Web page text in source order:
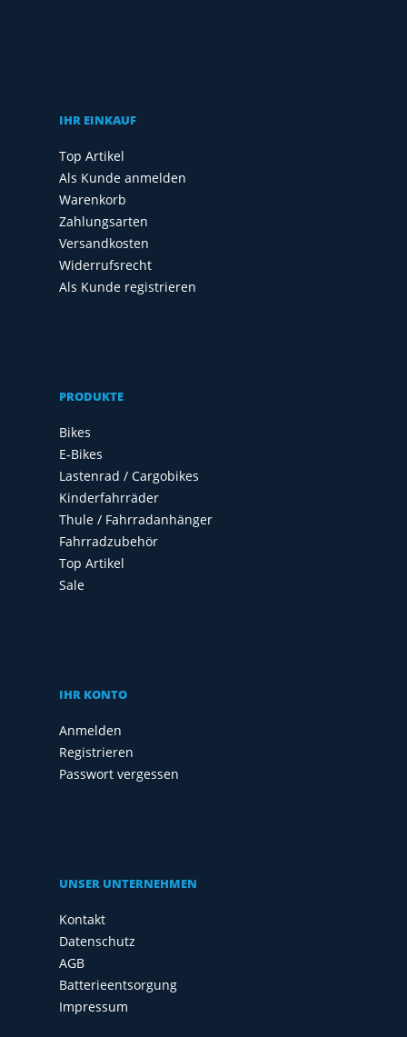
IHR EINKAUF
Top Artikel
Als Kunde anmelden
Warenkorb
Zahlungsarten
Versandkosten
Widerrufsrecht
Als Kunde registrieren
PRODUKTE
Bikes
E-Bikes
Lastenrad / Cargobikes
Kinderfahrräder
Thule / Fahrradanhänger
Fahrradzubehör
Top Artikel
Sale
IHR KONTO
Anmelden
Registrieren
Passwort vergessen
UNSER UNTERNEHMEN
Kontakt
Datenschutz
AGB
Batterieentsorgung
Impressum